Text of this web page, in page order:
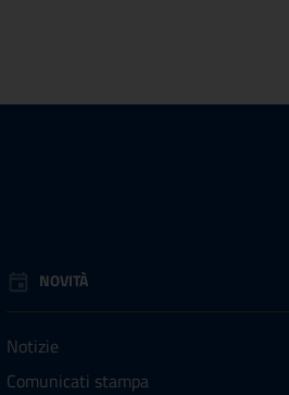
NOVITÀ
Notizie
Comunicati stampa